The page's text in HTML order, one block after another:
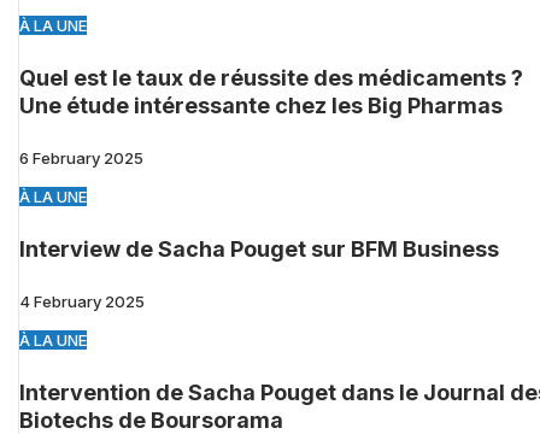
À LA UNE
Quel est le taux de réussite des médicaments ?
Une étude intéressante chez les Big Pharmas
6 February 2025
À LA UNE
Interview de Sacha Pouget sur BFM Business
4 February 2025
À LA UNE
Intervention de Sacha Pouget dans le Journal
Biotechs de Boursorama